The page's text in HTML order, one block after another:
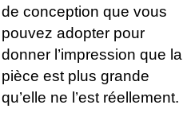
de conception que vous
pouvez adopter pour
donner l’impression que la
pièce est plus grande
qu’elle ne l’est réellement.